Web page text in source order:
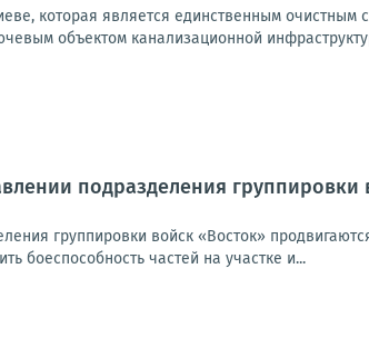
которая является единственным очистным
объектом канализационной
подразделения группировки
группировки войск «Восток»
боеспособность частей на участке и...